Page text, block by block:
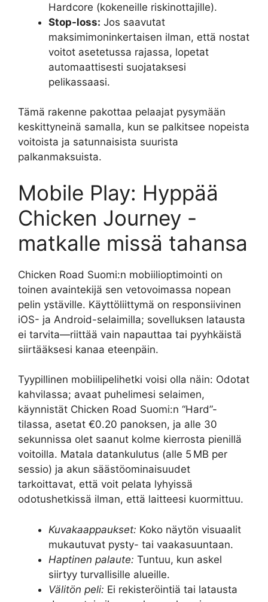
Hardcore (kokeneille riskinottajille).
Stop-loss: Jos saavutat
maksimimoninkertaisen ilman, että nostat
voitot asetetussa rajassa, lopetat
automaattisesti suojataksesi
pelikassaasi.
Tämä rakenne pakottaa pelaajat pysymään
keskittyneinä samalla, kun se palkitsee nopeista
voitoista ja satunnaisista suurista
palkanmaksuista.
Mobile Play: Hyppää
Chicken Journey -
matkalle missä tahansa
Chicken Road Suomi:n mobiilioptimointi on
toinen avaintekijä sen vetovoimassa nopean
pelin ystäville. Käyttöliittymä on responsiivinen
iOS- ja Android-selaimilla; sovelluksen latausta
ei tarvita—riittää vain napauttaa tai pyyhkäistä
siirtääksesi kanaa eteenpäin.
Tyypillinen mobiilipelihetki voisi olla näin: Odotat
kahvilassa; avaat puhelimesi selaimen,
käynnistät Chicken Road Suomi:n “Hard”-
tilassa, asetat €0.20 panoksen, ja alle 30
sekunnissa olet saanut kolme kierrosta pienillä
voitoilla. Matala datankulutus (alle 5 MB per
sessio) ja akun säästöominaisuudet
tarkoittavat, että voit pelata lyhyissä
odotushetkissä ilman, että laitteesi kuormittuu.
Kuvakaappaukset: Koko näytön visuaalit
mukautuvat pysty- tai vaakasuuntaan.
Haptinen palaute: Tuntuu, kun askel
siirtyy turvallisille alueille.
Välitön peli: Ei rekisteröintiä tai latausta